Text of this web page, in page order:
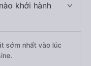
khởi hành
sớm nhất vào lúc